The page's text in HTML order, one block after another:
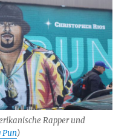
Rapper und
Pun)